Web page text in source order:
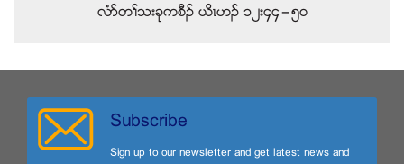
လံဏတႈသးခုကစီဥ ဎိၚဟဥ ၁၂း၄၄”၅၀
Subscribe
Sign up to our newsletter and get latest news and